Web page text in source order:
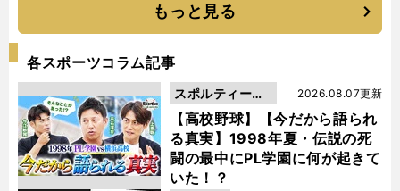
もっと見る
各スポーツコラム記事
【高校野球】【今だから語られ
る真実】1998年夏・伝説の死
闘の最中にPL学園に何が起きて
いた！？
2026.08.07更新
スポルティーバ
動画